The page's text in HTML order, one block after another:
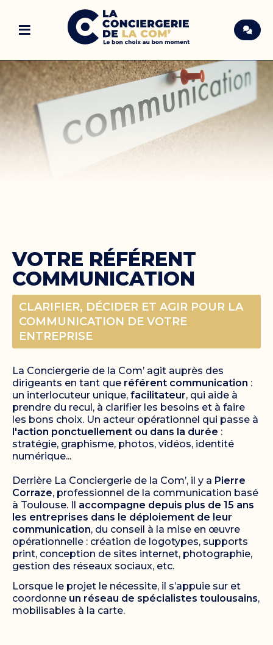
≡
VOTRE RÉFÉRENT
COMMUNICATION
CLARIFIER, DÉCIDER ET AGIR POUR LA
COMMUNICATION DE VOTRE
ENTREPRISE
La Conciergerie de la Com’ agit auprès des
dirigeants en tant que référent communication :
un interlocuteur unique, facilitateur, qui aide à
prendre du recul, à clarifier les besoins et à faire
les bons choix. Un acteur opérationnel qui passe à
l'action ponctuellement ou dans la durée :
stratégie, graphisme, photos, vidéos, identité
numérique...
Derrière La Conciergerie de la Com’, il y a Pierre
Corraze, professionnel de la communication basé
à Toulouse. Il accompagne depuis plus de 15 ans
les entreprises dans le déploiement de leur
communication, du conseil à la mise en œuvre
opérationnelle : création de logotypes, supports
print, conception de sites internet, photographie,
gestion des réseaux sociaux, etc.
Lorsque le projet le nécessite, il s’appuie sur et
coordonne un réseau de spécialistes toulousains,
mobilisables à la carte.